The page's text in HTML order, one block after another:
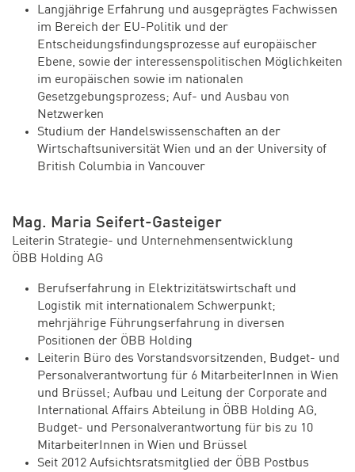
Langjährige Erfahrung und ausgeprägtes Fachwissen
im Bereich der EU-Politik und der
Entscheidungsfindungsprozesse auf europäischer
Ebene, sowie der interessenspolitischen Möglichkeiten
im europäischen sowie im nationalen
Gesetzgebungsprozess; Auf- und Ausbau von
Netzwerken
Studium der Handelswissenschaften an der
Wirtschaftsuniversität Wien und an der University of
British Columbia in Vancouver
Mag. Maria Seifert-Gasteiger
Leiterin Strategie- und Unternehmensentwicklung
ÖBB Holding AG
Berufserfahrung in Elektrizitätswirtschaft und
Logistik mit internationalem Schwerpunkt;
mehrjährige Führungserfahrung in diversen
Positionen der ÖBB Holding
Leiterin Büro des Vorstandsvorsitzenden, Budget- und
Personalverantwortung für 6 MitarbeiterInnen in Wien
und Brüssel; Aufbau und Leitung der Corporate and
International Affairs Abteilung in ÖBB Holding AG,
Budget- und Personalverantwortung für bis zu 10
MitarbeiterInnen in Wien und Brüssel
Seit 2012 Aufsichtsratsmitglied der ÖBB Postbus